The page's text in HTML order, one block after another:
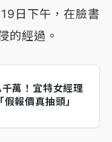
日下午，在臉書
的經過。
千萬！宜特女經理
假報價真抽頭」